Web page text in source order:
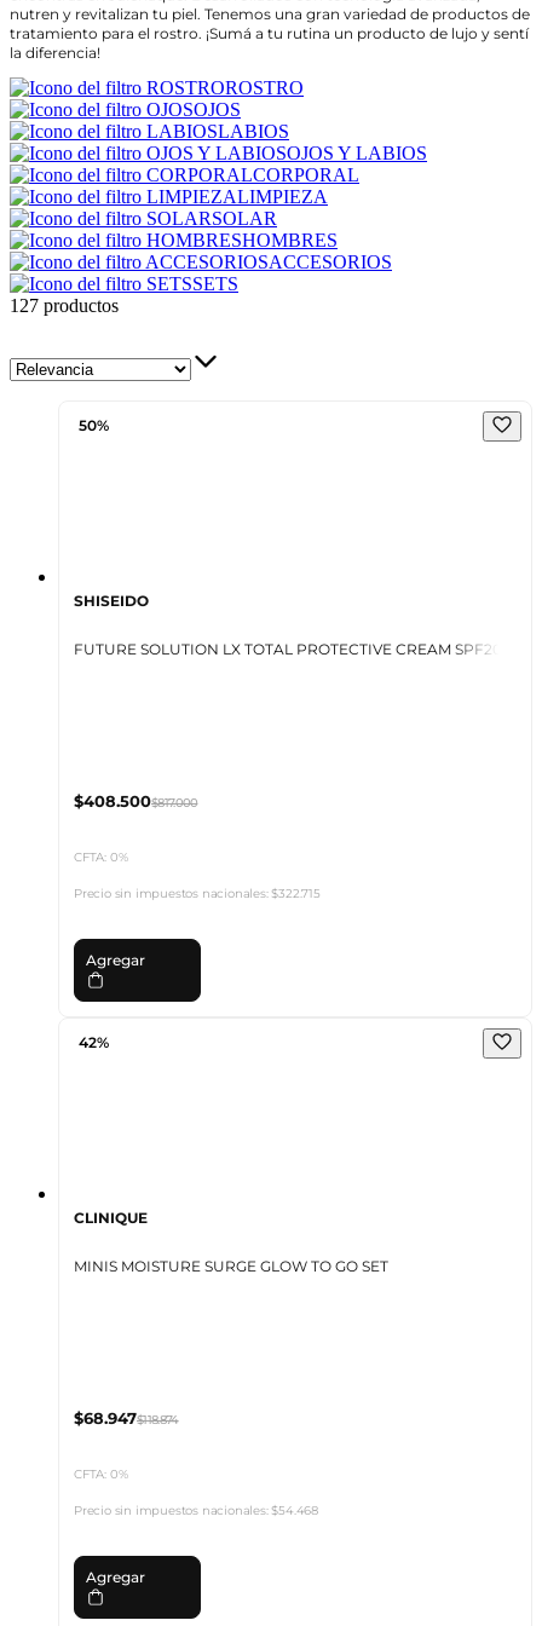
nutren y revitalizan tu piel. Tenemos una gran variedad de productos de
tratamiento para el rostro. ¡Sumá a tu rutina un producto de lujo y sentí
la diferencia!
ROSTRO
OJOS
LABIOS
OJOS Y LABIOS
CORPORAL
LIMPIEZA
SOLAR
HOMBRES
ACCESORIOS
SETS
127 productos
50%
SHISEIDO
FUTURE SOLUTION LX TOTAL PROTECTIVE CREAM SPF20
$408.500$817.000
CFTA: 0%
Precio sin impuestos nacionales:$322.715
Agregar
42%
CLINIQUE
MINIS MOISTURE SURGE GLOW TO GO SET
$68.947$118.874
CFTA: 0%
Precio sin impuestos nacionales:$54.468
Agregar